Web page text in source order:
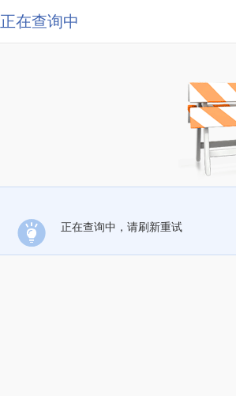
正在查询中
正在查询中，请刷新重试